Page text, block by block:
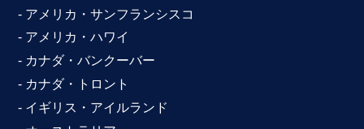
- アメリカ・サンフランシスコ
- アメリカ・ハワイ
- カナダ・バンクーバー
- カナダ・トロント
- イギリス・アイルランド